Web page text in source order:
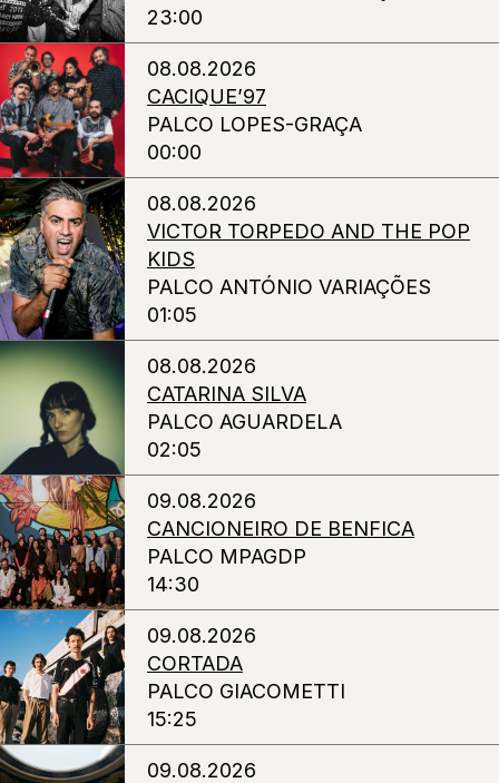
23:00
08.08.2026
CACIQUE’97
PALCO LOPES-GRAÇA
00:00
08.08.2026
VICTOR TORPEDO AND THE POP
KIDS
PALCO ANTÓNIO VARIAÇÕES
01:05
08.08.2026
CATARINA SILVA
PALCO AGUARDELA
02:05
09.08.2026
CANCIONEIRO DE BENFICA
PALCO MPAGDP
14:30
09.08.2026
CORTADA
PALCO GIACOMETTI
15:25
09.08.2026